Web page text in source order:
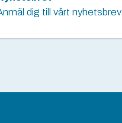
dig till vårt nyhetsbrev